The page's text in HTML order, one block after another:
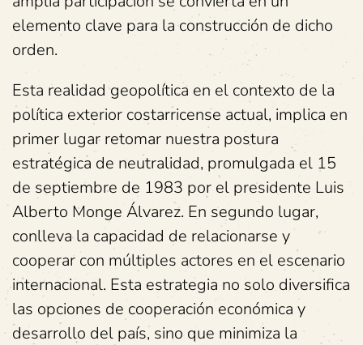
elemento clave para la construcción de dicho
orden.
Esta realidad geopolítica en el contexto de la
política exterior costarricense actual, implica en
primer lugar retomar nuestra postura
estratégica de neutralidad, promulgada el 15
de septiembre de 1983 por el presidente Luis
Alberto Monge Álvarez. En segundo lugar,
conlleva la capacidad de relacionarse y
cooperar con múltiples actores en el escenario
internacional. Esta estrategia no solo diversifica
las opciones de cooperación económica y
desarrollo del país, sino que minimiza la